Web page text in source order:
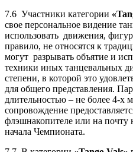
7.6 Участники категории
свое персональное видение
использовать движения,
правило, не относятся к
могут разрывать объятие и
техники иных танцевальных
степени, в которой это
для общего представления.
длительностью – не более 4-х
сопровождение
флэшнакопителе или на почту
начала Чемпионата.